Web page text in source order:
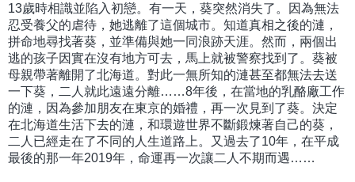
13歲時相識並陷入初戀。有一天，葵突然消失了。因為無法
忍受養父的虐待，她逃離了這個城市。知道真相之後的漣，
拼命地尋找著葵，並準備與她一同浪跡天涯。然而，兩個出
逃的孩子因實在沒有地方可去，馬上就被警察找到了。葵被
母親帶著離開了北海道。對此一無所知的漣甚至都無法去送
一下葵，二人就此遠遠分離……8年後，在當地的乳酪廠工作
的漣，因為參加朋友在東京的婚禮，再一次見到了葵。決定
在北海道生活下去的漣，和環遊世界不斷鍛煉著自己的葵，
二人已經走在了不同的人生道路上。又過去了10年，在平成
最後的那一年2019年，命運再一次讓二人不期而遇……